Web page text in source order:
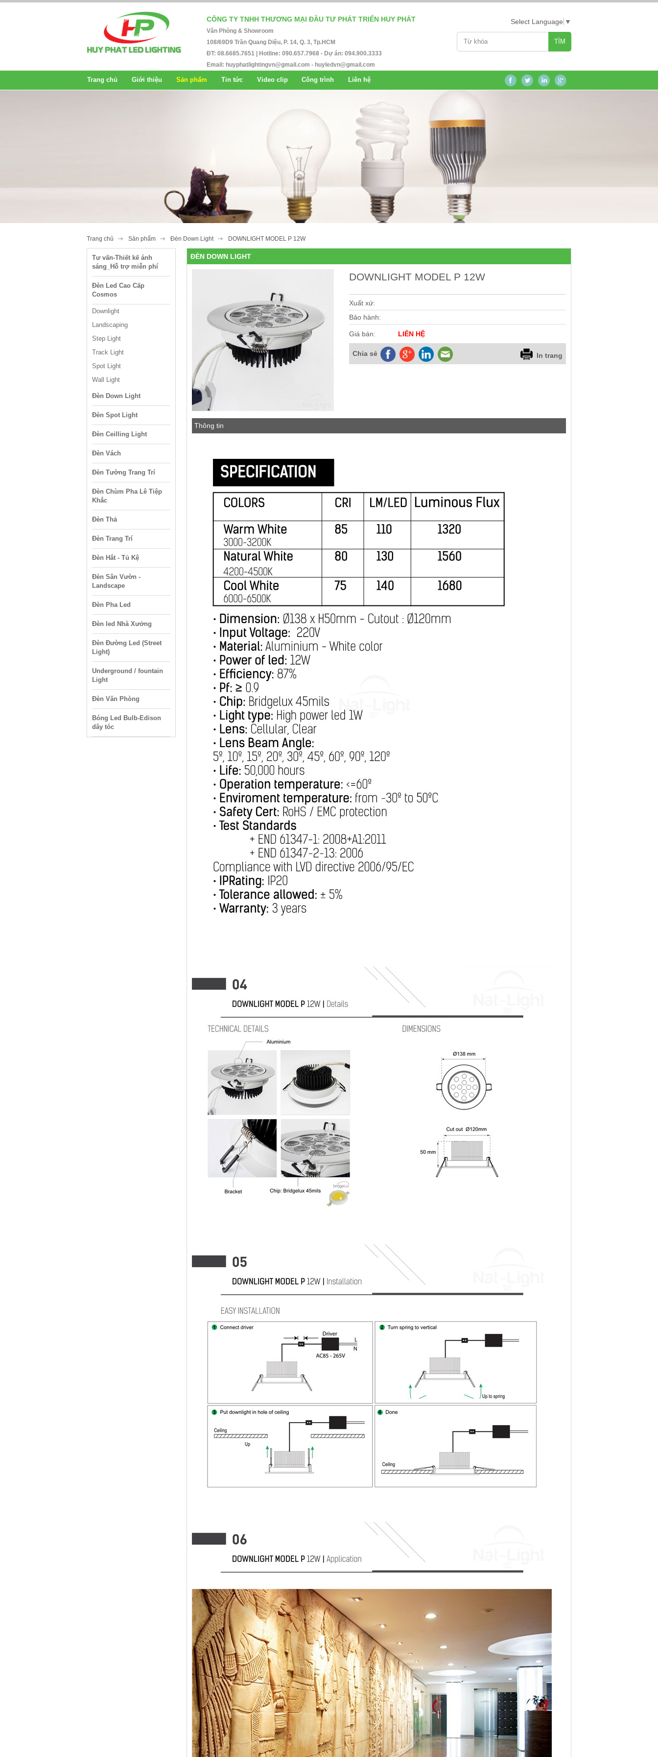
CÔNG TY TNHH THƯƠNG MẠI ĐẦU TƯ PHÁT TRIỂN HUY PHÁT
Văn Phòng & Showroom
108/69D9 Trần Quang Diệu, P. 14, Q. 3, Tp.HCM
ĐT: 08.6685.7651 | Hotline: 090.657.7968 - Dự án: 094.900.3333
Email: huyphatlightingvn@gmail.com - huyledvn@gmail.com
Select Language ▼
Trang chủ Giới thiệu Sản phẩm Tin tức Video clip Công trình Liên hệ
Trang chủ Sản phẩm Đèn Down Light DOWNLIGHT MODEL P 12W
ĐÈN DOWN LIGHT
DOWNLIGHT MODEL P 12W
Xuất xứ:
Bảo hành:
Giá bán: LIÊN HỆ
Chia sẻ In trang
Thông tin
Tư vấn-Thiết kế ánh
sáng_Hỗ trợ miễn phí
Đèn Led Cao Cấp
Cosmos
Downlight
Landscaping
Step Light
Track Light
Spot Light
Wall Light
Đèn Down Light
Đèn Spot Light
Đèn Ceilling Light
Đèn Vách
Đèn Tường Trang Trí
Đèn Chùm Pha Lê Tiệp
Khắc
Đèn Thả
Đèn Trang Trí
Đèn Hắt - Tủ Kệ
Đèn Sân Vườn -
Landscape
Đèn Pha Led
Đèn led Nhà Xưởng
Đèn Đường Led (Street
Light)
Underground / fountain
Light
Đèn Văn Phòng
Bóng Led Bulb-Edison
dây tóc